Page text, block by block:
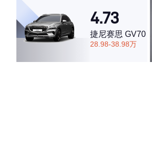
4.73
捷尼赛思 GV70
28.98-38.98万